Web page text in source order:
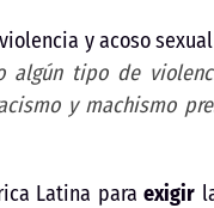
y acoso
algún tipo de
y machismo
Latina paraexigir